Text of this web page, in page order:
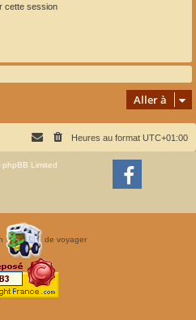
cette session
Aller à
Heures au format UTC+01:00
Limited
de voyager